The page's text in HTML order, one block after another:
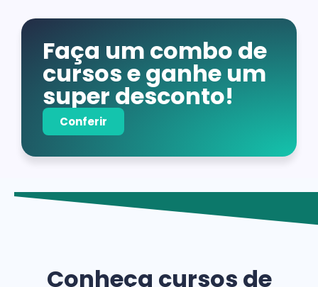
Faça um combo de
cursos e ganhe um
super desconto!
Conferir
Conheça cursos de